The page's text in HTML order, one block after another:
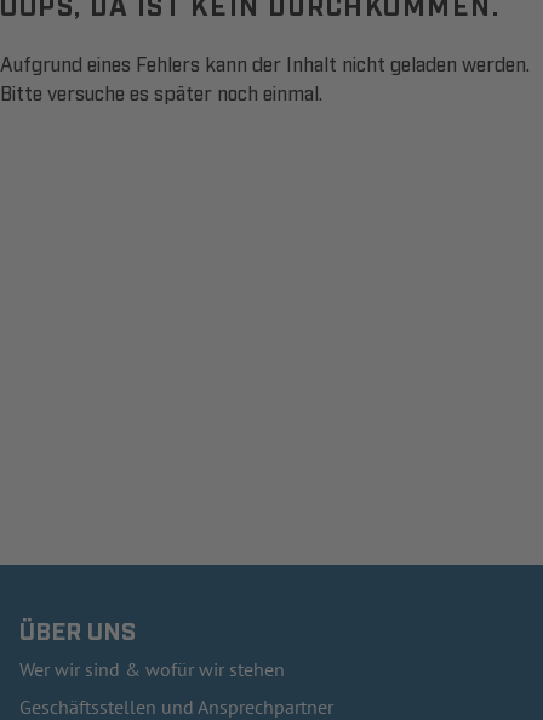
Aufgrund eines Fehlers kann der Inhalt nicht geladen werden.
Bitte versuche es später noch einmal.
ÜBER UNS
Wer wir sind & wofür wir stehen
Geschäftsstellen und Ansprechpartner